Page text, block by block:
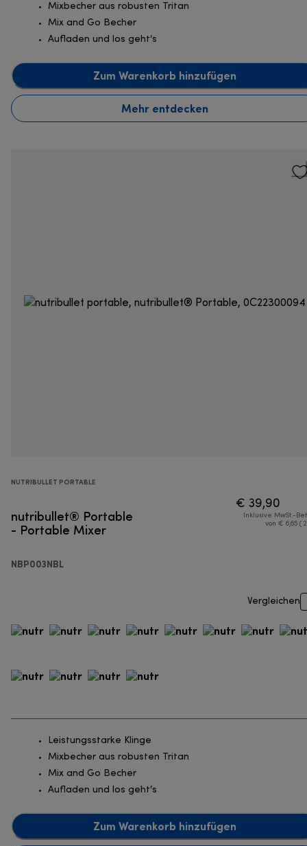
Mixbecher aus robusten Tritan
Mix and Go Becher
Aufladen und los geht‘s
Zum Warenkorb hinzufügen
Mehr entdecken
NUTRIBULLET PORTABLE
nutribullet® Portable
- Portable Mixer
NBP003NBL
€ 39,90
Inklusive MwSt.-
von € 6,65 (
Vergleichen
Leistungsstarke Klinge
Mixbecher aus robusten Tritan
Mix and Go Becher
Aufladen und los geht‘s
Zum Warenkorb hinzufügen